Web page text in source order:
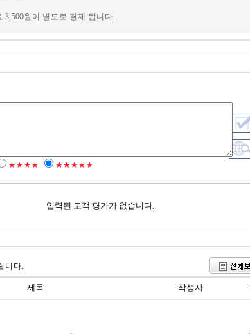
원이 별도로 결제 됩니다.
★★★★ ★★★★★
입력된 고객 평가가 없습니다.
니다.
제목 작성자